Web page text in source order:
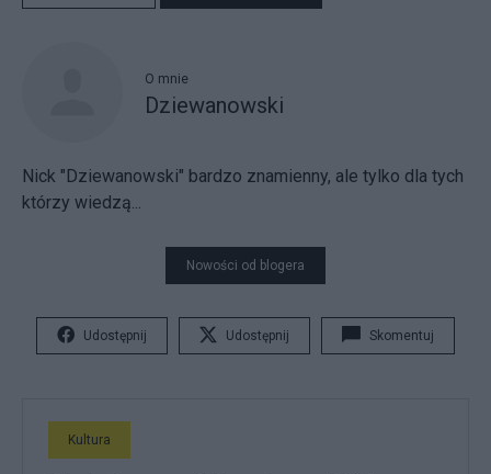
O mnie
Dziewanowski
Nick "Dziewanowski" bardzo znamienny, ale tylko dla tych
którzy wiedzą...
Nowości od blogera
Udostępnij Udostępnij Skomentuj
Kultura